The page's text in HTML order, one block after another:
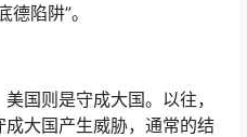
陷阱”。
则是守成大国。以往，
大国产生威胁，通常的结